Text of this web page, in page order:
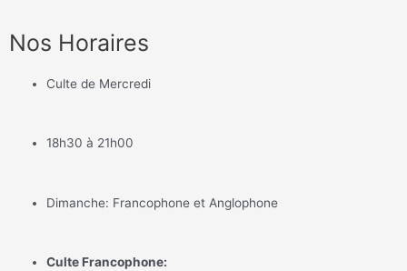
Nos Horaires
Culte de Mercredi
18h30 à 21h00
Dimanche: Francophone et Anglophone
Culte Francophone: